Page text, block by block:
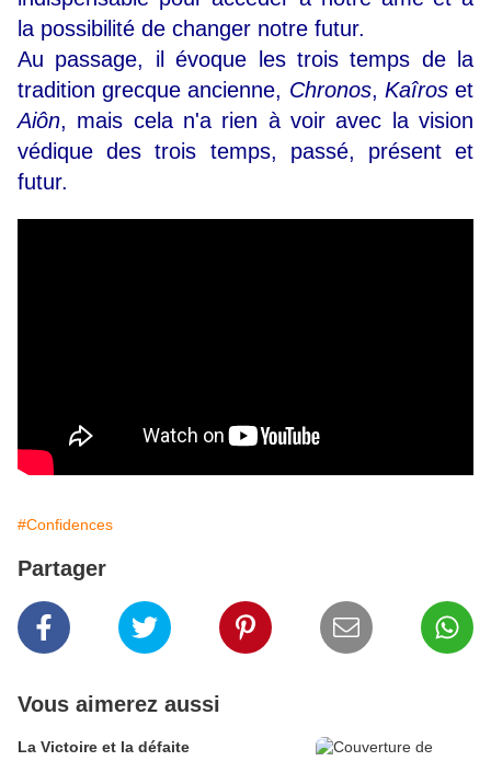
la possibilité de changer notre futur.
Au passage, il évoque les trois temps de la
tradition grecque ancienne, Chronos, Kaîroset
Aiôn, mais cela n'a rien à voir avec la vision
védique des trois temps, passé, présent et
futur.
#Confidences
Partager
Vous aimerez aussi
La Victoire et la défaite